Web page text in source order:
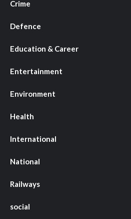
Crime
Defence
Education & Career
Entertainment
Environment
Health
International
National
Railways
social